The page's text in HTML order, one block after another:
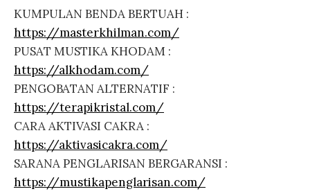
KUMPULAN BENDA BERTUAH :
https://masterkhilman.com/
PUSAT MUSTIKA KHODAM :
https://alkhodam.com/
PENGOBATAN ALTERNATIF :
https://terapikristal.com/
CARA AKTIVASI CAKRA :
https://aktivasicakra.com/
SARANA PENGLARISAN BERGARANSI :
https://mustikapenglarisan.com/